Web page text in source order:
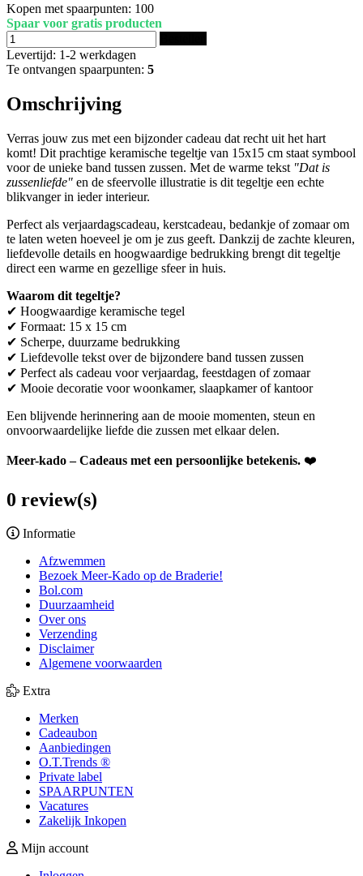
Kopen met spaarpunten: 100
Spaar voor gratis producten
Levertijd: 1-2 werkdagen
Te ontvangen spaarpunten: 5
Omschrijving
Verras jouw zus met een bijzonder cadeau dat recht uit het hart
komt! Dit prachtige keramische tegeltje van 15x15 cm staat symbool
voor de unieke band tussen zussen. Met de warme tekst "Dat is
zussenliefde" en de sfeervolle illustratie is dit tegeltje een echte
blikvanger in ieder interieur.
Perfect als verjaardagscadeau, kerstcadeau, bedankje of zomaar om
te laten weten hoeveel je om je zus geeft. Dankzij de zachte kleuren,
liefdevolle details en hoogwaardige bedrukking brengt dit tegeltje
direct een warme en gezellige sfeer in huis.
Waarom dit tegeltje?
✔ Hoogwaardige keramische tegel
✔ Formaat: 15 x 15 cm
✔ Scherpe, duurzame bedrukking
✔ Liefdevolle tekst over de bijzondere band tussen zussen
✔ Perfect als cadeau voor verjaardag, feestdagen of zomaar
✔ Mooie decoratie voor woonkamer, slaapkamer of kantoor
Een blijvende herinnering aan de mooie momenten, steun en
onvoorwaardelijke liefde die zussen met elkaar delen.
Meer-kado – Cadeaus met een persoonlijke betekenis. ❤️
0 review(s)
Informatie
Afzwemmen
Bezoek Meer-Kado op de Braderie!
Bol.com
Duurzaamheid
Over ons
Verzending
Disclaimer
Algemene voorwaarden
Extra
Merken
Cadeaubon
Aanbiedingen
O.T.Trends ®
Private label
SPAARPUNTEN
Vacatures
Zakelijk Inkopen
Mijn account